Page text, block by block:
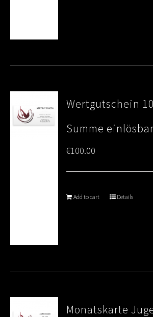
Wertgutschein
Summe
€100.00
Add to cart Details
Monatskarte